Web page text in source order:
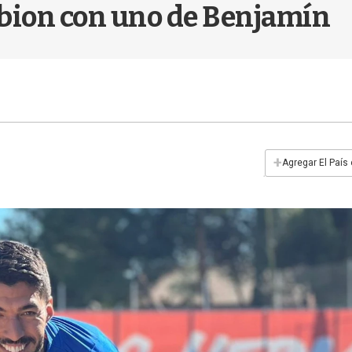
con uno de Benjamín
+Agregar El País